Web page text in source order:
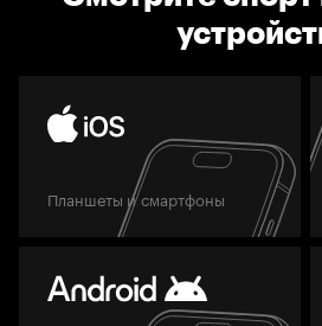
Планшеты и смартфоны